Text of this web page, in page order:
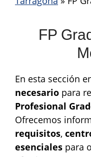
FP
En esta sección
necesario para
Profesional
Ofrecemos
requisitos,
esenciales para